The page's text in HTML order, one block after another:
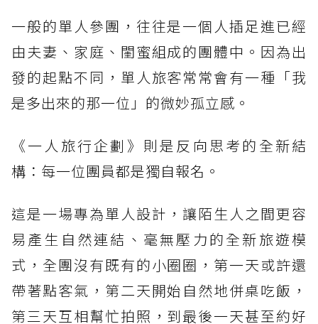
一般的單人參團，往往是一個人插足進已經
由夫妻、家庭、閨蜜組成的團體中。因為出
發的起點不同，單人旅客常常會有一種「我
是多出來的那一位」的微妙孤立感。
《一人旅行企劃》則是反向思考的全新結
構：每一位團員都是獨自報名。
這是一場專為單人設計，讓陌生人之間更容
易產生自然連結、毫無壓力的全新旅遊模
式，全團沒有既有的小圈圈，第一天或許還
帶著點客氣，第二天開始自然地併桌吃飯，
第三天互相幫忙拍照，到最後一天甚至約好